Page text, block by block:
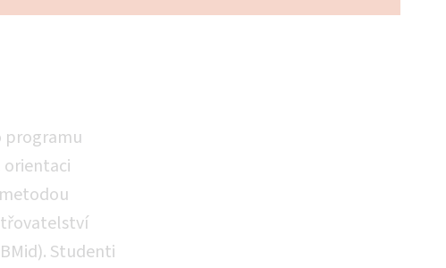
programu
Studenti